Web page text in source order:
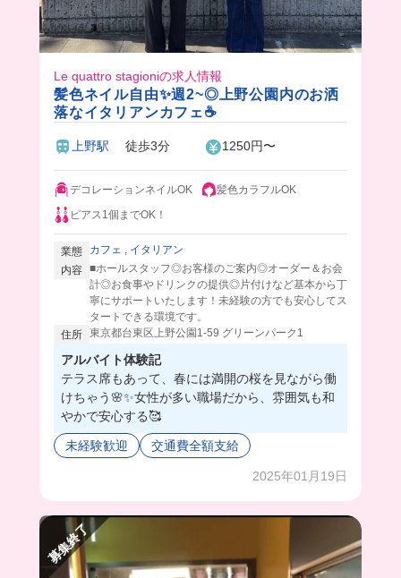
Le quattro stagioniの求人情報
髪色ネイル自由✨週2~◎上野公園内のお洒
落なイタリアンカフェ☕️
上野駅 徒歩3分 1250円〜
デコレーションネイルOK
髪色カラフルOK
ピアス1個までOK！
業態 カフェ , イタリアン
内容 ■ホールスタッフ◎お客様のご案内◎オーダー＆お会
計◎お食事やドリンクの提供◎片付けなど基本から丁
寧にサポートいたします！未経験の方でも安心してス
タートできる環境です。
住所 東京都台東区上野公園1-59 グリーンパーク1
アルバイト体験記
テラス席もあって、春には満開の桜を見ながら働
けちゃう🌸✨女性が多い職場だから、雰囲気も和
やかで安心する🥰
未経験歓迎 交通費全額支給
2025年01月19日
募集終了